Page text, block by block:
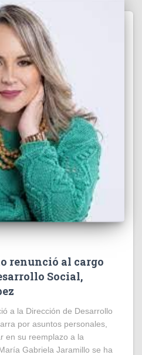
renunció al cargo
Social,
a la Dirección de Desarrollo
por asuntos personales,
en su reemplazo a la
Gabriela Jaramillo se ha